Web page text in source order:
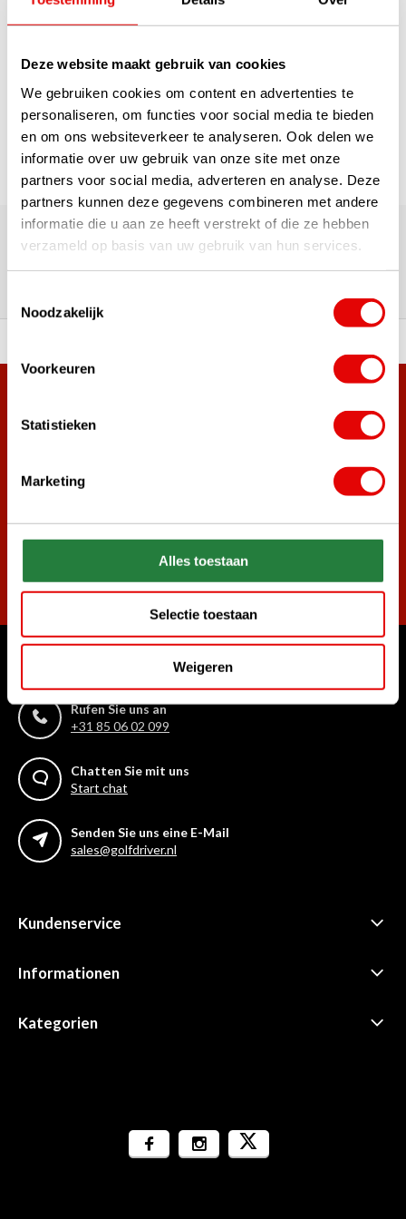
Deze website maakt gebruik van cookies
We gebruiken cookies om content en advertenties te
personaliseren, om functies voor social media te bieden
en om ons websiteverkeer te analyseren. Ook delen we
informatie over uw gebruik van onze site met onze
partners voor social media, adverteren en analyse. Deze
partners kunnen deze gegevens combineren met andere
informatie die u aan ze heeft verstrekt of die ze hebben
verzameld op basis van uw gebruik van hun services.
Noodzakelijk
Voorkeuren
Statistieken
Marketing
Alles toestaan
Selectie toestaan
Weigeren
1
Über 180.000 Kunden | Über 5.000 Bewertungen | Trusted
Shops, TrustPilot, Google
Bewertungen: Das sagen unsere
angemeldet.
Womit können wir Ihnen helfen?
Rufen Sie uns an
+31 85 06 02 099
Chatten Sie mit uns
Start chat
Senden Sie uns eine E-Mail
sales@golfdriver.nl
Kundenservice
Informationen
Kategorien